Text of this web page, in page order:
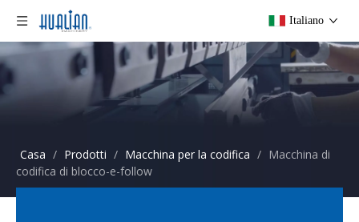
Italiano
Casa / Prodotti / Macchina per la codifica / Macchina di
codifica di blocco-e-follow